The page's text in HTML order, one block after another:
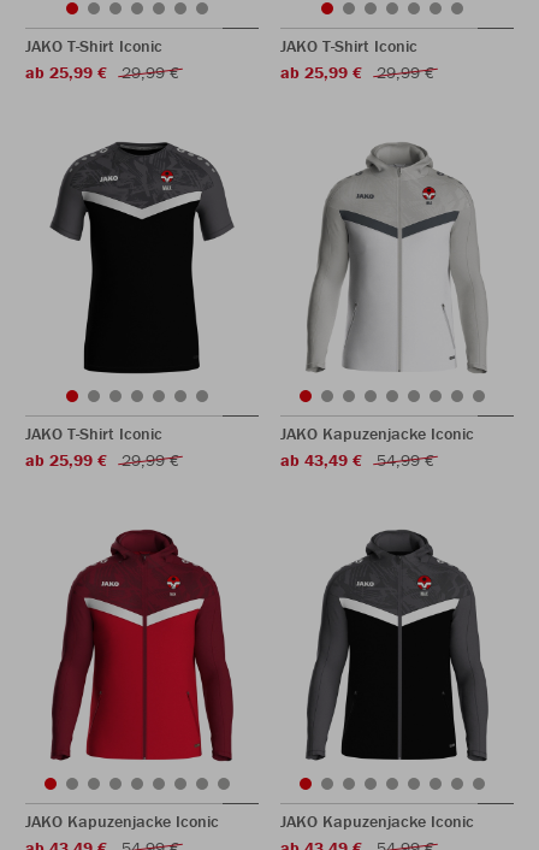
JAKO T-Shirt Iconic
ab 25,99 €
29,99 €
JAKO T-Shirt Iconic
ab 25,99 €
29,99 €
JAKO T-Shirt Iconic
ab 25,99 €
29,99 €
JAKO Kapuzenjacke Iconic
ab 43,49 €
54,99 €
JAKO Kapuzenjacke Iconic
JAKO Kapuzenjacke Iconic